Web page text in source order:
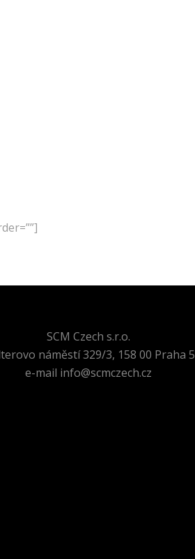
SCM Czech s.r.o.
náměstí 329/3, 158 00 Praha 5
e-mail info@scmczech.cz